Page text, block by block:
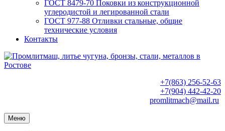
ГОСТ 8479-70 Поковки из конструкционной
углеродистой и легированной стали
ГОСТ 977-88 Отливки стальные, общие
технические условия
Контакты
+7(863) 256-52-63
+7(904) 442-42-20
promlitmach@mail.ru
Меню